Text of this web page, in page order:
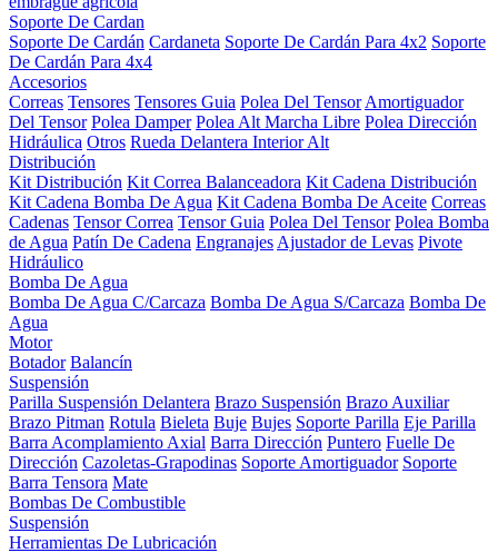
Soporte De Cardan
Soporte De Cardán Cardaneta Soporte De Cardán Para 4x2 Soporte
De Cardán Para 4x4
Accesorios
Correas Tensores Tensores Guia Polea Del Tensor Amortiguador
Del Tensor Polea Damper Polea Alt Marcha Libre Polea Dirección
Hidráulica Otros Rueda Delantera Interior Alt
Distribución
Kit Distribución Kit Correa Balanceadora Kit Cadena Distribución
Kit Cadena Bomba De Agua Kit Cadena Bomba De Aceite Correas
Cadenas Tensor Correa Tensor Guia Polea Del Tensor Polea Bomba
de Agua Patín De Cadena Engranajes Ajustador de Levas Pivote
Hidráulico
Bomba De Agua
Bomba De Agua C/Carcaza Bomba De Agua S/Carcaza Bomba De
Agua
Motor
Botador Balancín
Suspensión
Parilla Suspensión Delantera Brazo Suspensión Brazo Auxiliar
Brazo Pitman Rotula Bieleta Buje Bujes Soporte Parilla Eje Parilla
Barra Acomplamiento Axial Barra Dirección Puntero Fuelle De
Dirección Cazoletas-Grapodinas Soporte Amortiguador Soporte
Barra Tensora Mate
Bombas De Combustible
Suspensión
Herramientas De Lubricación